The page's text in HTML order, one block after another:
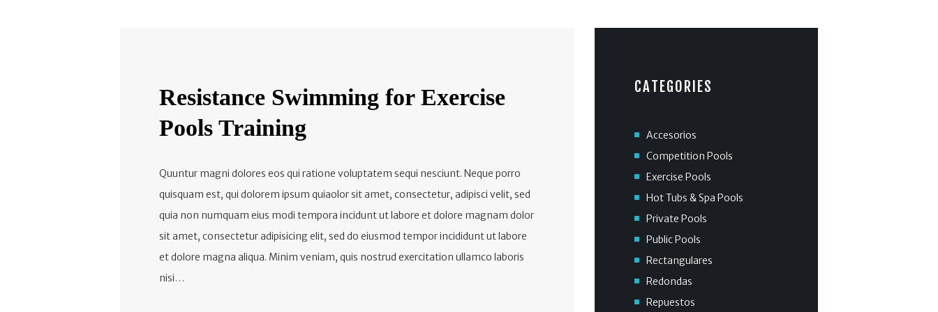
Resistance Swimming for Exercise
Pools Training
Quuntur magni dolores eos qui ratione voluptatem sequi nesciunt. Neque porro
quisquam est, qui dolorem ipsum quiaolor sit amet, consectetur, adipisci velit, sed
quia non numquam eius modi tempora incidunt ut labore et dolore magnam dolor
sit amet, consectetur adipisicing elit, sed do eiusmod tempor incididunt ut labore
et dolore magna aliqua. Minim veniam, quis nostrud exercitation ullamco laboris
nisi…
CATEGORIES
Accesorios
Competition Pools
Exercise Pools
Hot Tubs & Spa Pools
Private Pools
Public Pools
Rectangulares
Redondas
Repuestos